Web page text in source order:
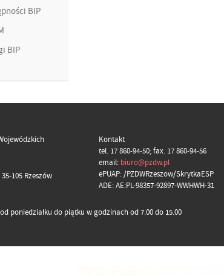
BIP
BIP
105 Rzeszów
Kontakt
tel. 17 860-94-50; fax. 17 860-94-56
email: biuro@pzdw.pl
ePUAP: /PZDWRzeszow/SkrytkaESP
ADE: AE:PL-98357-92897-WWHWH-31
poniedziałku do piątku w godzinach od 7.00 do 15.00